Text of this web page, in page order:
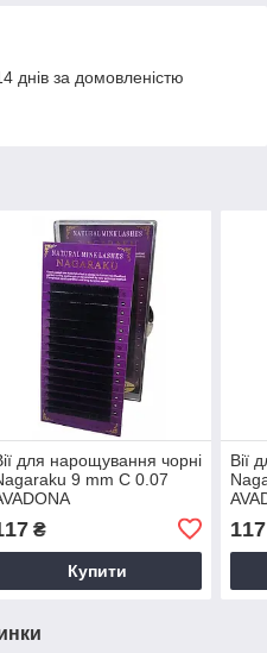
днів за домовленістю
для нарощування чорні
9 mm C 0.07
₴
Купити
Вії
117